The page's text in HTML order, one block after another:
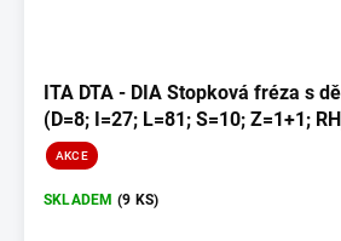
ITA DTA - DIA Stopková fréza s
(D=8; I=27; L=81; S=10; Z=1+1;
AKCE
SKLADEM (9 KS)